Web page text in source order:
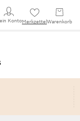
KontoMerkzettel Warenkorb